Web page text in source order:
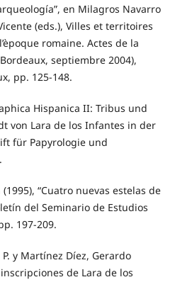
en Milagros Navarro
(eds.), Villes et territoires
romaine. Actes de la
septiembre 2004),
pp. 125-148.
Hispanica II: Tribus und
von Lara de los Infantes in der
für Papyrologie und
“Cuatro nuevas estelas de
del Seminario de Estudios
197-209.
y Martínez Díez, Gerardo
de Lara de los